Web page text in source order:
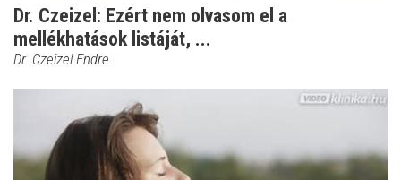
Dr. Czeizel: Ezért nem olvasom el a
mellékhatások listáját, ...
Dr. Czeizel Endre